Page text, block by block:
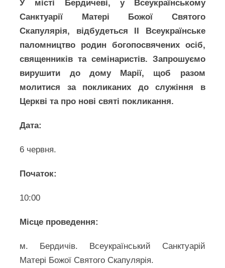
У місті Бердичеві, у Всеукраїнському
Санктуарії Матері Божої Святого
Скапулярія, відбудеться ІІ Всеукраїнське
паломництво родин богопосвячених осіб,
священників та семінаристів. Запрошуємо
вирушити до дому Марії, щоб разом
молитися за покликаних до служіння в
Церкві та про нові святі покликання.
Дата:
6 червня.
Початок:
10:00
Місце проведення:
м. Бердичів. Всеукраїнський Санктуарій
Матері Божої Святого Скапулярія.